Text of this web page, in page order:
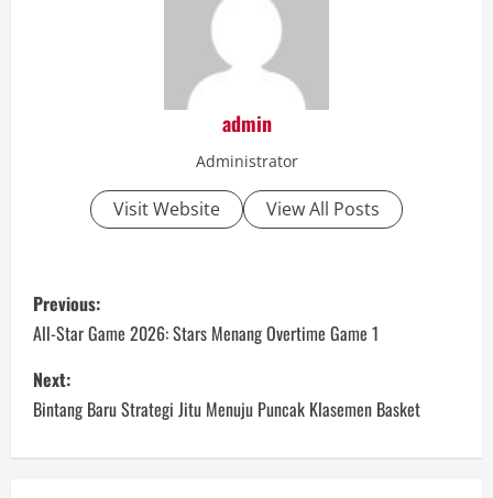
admin
Administrator
Visit Website View All Posts
P
o
s
t
Previous:
All-Star Game 2026: Stars Menang Overtime Game 1
Next:
Bintang Baru Strategi Jitu Menuju Puncak Klasemen Basket